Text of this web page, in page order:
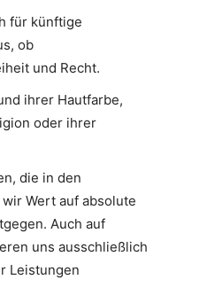
für künftige
ob
und Recht.
ihrer Hautfarbe,
oder ihrer
die in den
Wert auf absolute
Auch auf
uns ausschließlich
Leistungen